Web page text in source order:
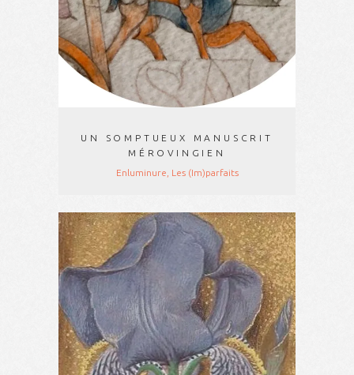
UN SOMPTUEUX MANUSCRIT
MÉROVINGIEN
Enluminure, Les (Im)parfaits